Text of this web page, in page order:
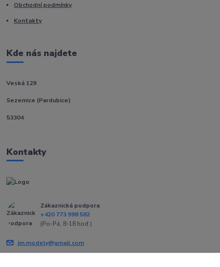
Obchodní podmínky
Kontakty
Kde nás najdete
Veská 129
Sezemice (Pardubice)
53304
Kontakty
Zákaznická podpora
+420 773 998 582
(Po-Pá, 8-18 hod.)
jm.modely@gmail.com